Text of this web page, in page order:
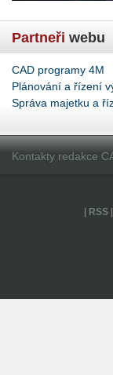
Partneři webu
CAD programy 4M
Plánování a řízení
Správa majetku a
Kontakty redakce
RSS|